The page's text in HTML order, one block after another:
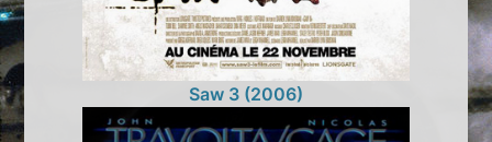
Saw 3 (2006)